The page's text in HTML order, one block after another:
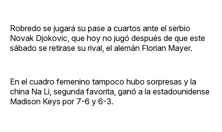
Robredo se jugará su pase a cuartos ante el serbio
Novak Djokovic, que hoy no jugó después de que este
sábado se retirase su rival, el alemán Florian Mayer.
En el cuadro femenino tampoco hubo sorpresas y la
china Na Li, segunda favorita, ganó a la estadounidense
Madison Keys por 7-6 y 6-3.